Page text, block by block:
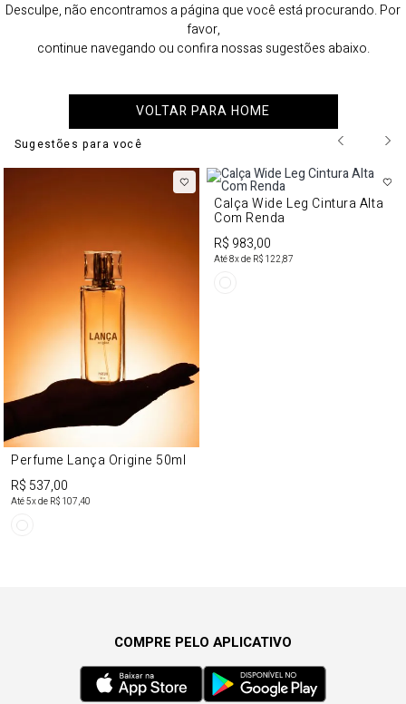
Desculpe, não encontramos a página que você está procurando. Por
favor,
continue navegando ou confira nossas sugestões abaixo.
VOLTAR PARA HOME
Sugestões para você
Perfume Lança Origine 50ml
R$ 537,00
Até5x de R$ 107,40
Calça Wide Leg Cintura Alta
Com Renda
R$ 983,00
Até8x de R$ 122,87
COMPRE PELO APLICATIVO